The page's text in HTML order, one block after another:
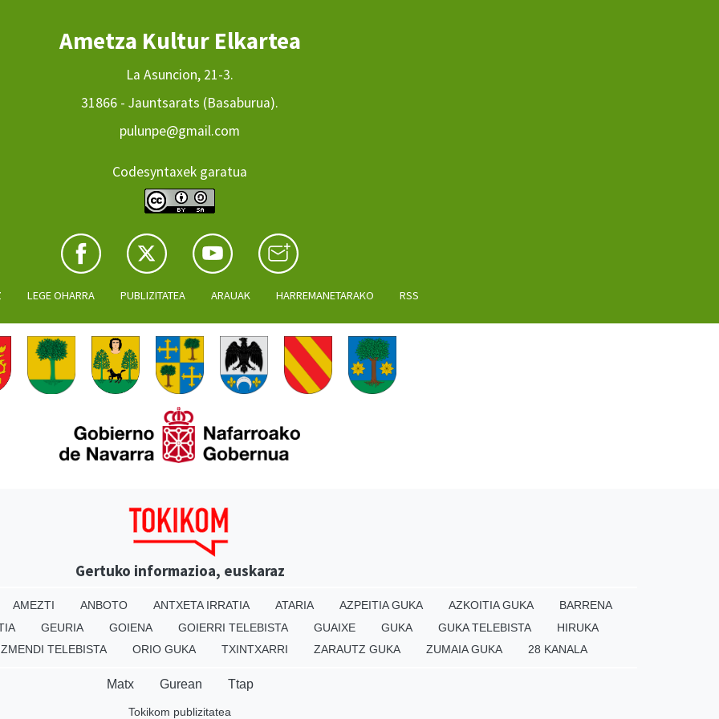
Ametza Kultur Elkartea
La Asuncion, 21-3.
31866 - Jauntsarats (Basaburua).
pulunpe@gmail.com
Codesyntaxek garatua
LEGE OHARRA PUBLIZITATEA ARAUAK HARREMANETARAKO RSS
Gertuko informazioa, euskaraz
AMEZTI ANBOTO ANTXETA IRRATIA ATARIA AZPEITIA GUKA AZKOITIA GUKA
BARRENA
GEURIA GOIENA GOIERRI TELEBISTA GUAIXE GUKA GUKA TELEBISTA
HIRUKA
TELEBISTA ORIO GUKA TXINTXARRI ZARAUTZ GUKA ZUMAIA GUKA 28 KANALA
Matx Gurean Ttap
Tokikom publizitatea